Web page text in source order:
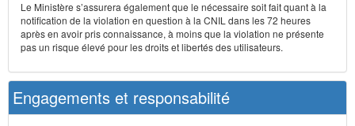
Le Ministère s’assurera également que le nécessaire soit fait quant à la
notification de la violation en question à la CNIL dans les 72 heures
après en avoir pris connaissance, à moins que la violation ne présente
pas un risque élevé pour les droits et libertés des utilisateurs.
Engagements et responsabilité